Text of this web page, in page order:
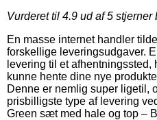
Vurderet til 4.9 ud af 5 stjerner
En masse internet handler
forskellige leveringsudgaver.
levering til et
kunne hente dine nye
Denne er nemlig super ligetil,
prisbilligste type af levering
Green sæt med hale og top –